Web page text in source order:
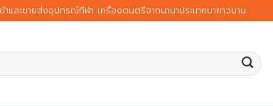
าและขายส่งอุปกรณ์กีฬา เครื่องดนตรีจากนานาประเทศมายาวนาน